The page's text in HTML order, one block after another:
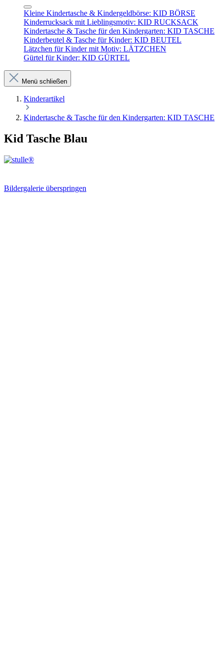
Kleine Kindertasche & Kindergeldbörse: KID BÖRSE
Kinderrucksack mit Lieblingsmotiv: KID RUCKSACK
Kindertasche & Tasche für den Kindergarten: KID TASCHE
Kinderbeutel & Tasche für Kinder: KID BEUTEL
Lätzchen für Kinder mit Motiv: LÄTZCHEN
Gürtel für Kinder: KID GÜRTEL
Menü schließen
Kinderartikel
Kindertasche & Tasche für den Kindergarten: KID TASCHE
Kid Tasche Blau
Bildergalerie überspringen